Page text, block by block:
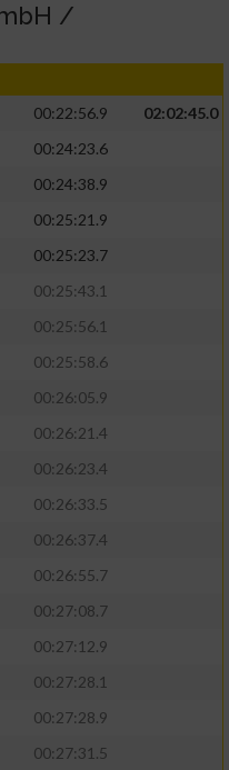
/
00:22:56.9
02:02:45.0
00:24:23.6
00:24:38.9
00:25:21.9
00:25:23.7
00:25:43.1
00:25:56.1
00:25:58.6
00:26:05.9
00:26:21.4
00:26:23.4
00:26:33.5
00:26:37.4
00:26:55.7
00:27:08.7
00:27:12.9
00:27:28.1
00:27:28.9
00:27:31.5